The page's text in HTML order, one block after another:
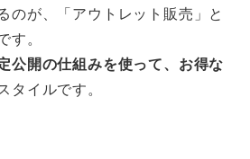
のが、「アウトレット販売」と
す。
公開の仕組みを使って、お得な
タイルです。